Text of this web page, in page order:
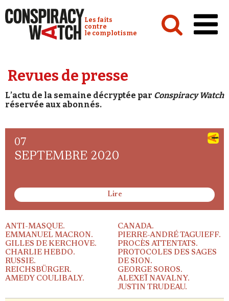
Conspiracy Watch :
Les faits
contre
le complotisme
Analyses
Conspipédia
Revues de presse
Newsletter
Revues de presse
L’actu de la semaine décryptée par Conspiracy Watch
réservée aux abonnés.
07
SEPTEMBRE 2020
Lire
ANTI-MASQUE.
EMMANUEL MACRON.
GILLES DE KERCHOVE.
CHARLIE HEBDO.
RUSSIE.
REICHSBÜRGER.
AMEDY COULIBALY.
CANADA.
PIERRE-ANDRÉ TAGUIEFF.
PROCÈS ATTENTATS.
PROTOCOLES DES SAGES
DE SION.
GEORGE SOROS.
ALEXEÏ NAVALNY.
JUSTIN TRUDEAU.